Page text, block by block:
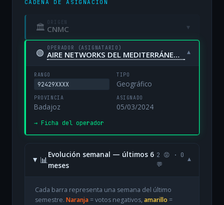
CADENA DE ASIGNACIÓN
🏛 ORIGEN
CNMC ▾
🟢 OPERADOR (ASIGNATARIO)
AIRE NETWORKS DEL MEDITERRÁNEO, S.L. UNIPERSONAL ▾
RANGO
92429XXXX
TIPO
Geográfico
PROVINCIA
Badajoz
ASIGNADO
05/03/2024
→ Ficha del operador
📊
Evolución semanal — últimos 6
meses
2 😡 · 0
💬
▾
Cada barra representa una semana del último
semestre. Naranja= votos negativos, amarillo =